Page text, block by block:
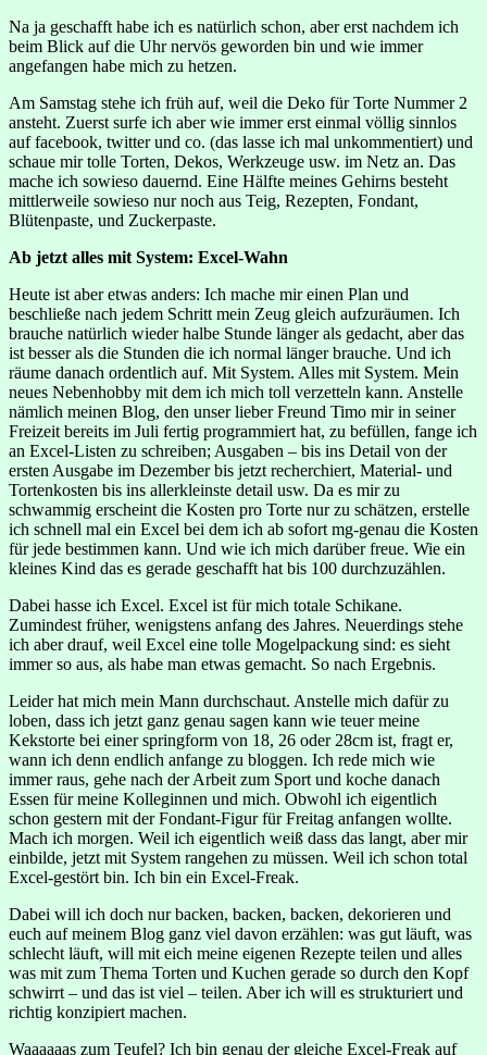
Na ja geschafft habe ich es natürlich schon, aber erst nachdem ich
beim Blick auf die Uhr nervös geworden bin und wie immer
angefangen habe mich zu hetzen.
Am Samstag stehe ich früh auf, weil die Deko für Torte Nummer 2
ansteht. Zuerst surfe ich aber wie immer erst einmal völlig sinnlos
auf facebook, twitter und co. (das lasse ich mal unkommentiert) und
schaue mir tolle Torten, Dekos, Werkzeuge usw. im Netz an. Das
mache ich sowieso dauernd. Eine Hälfte meines Gehirns besteht
mittlerweile sowieso nur noch aus Teig, Rezepten, Fondant,
Blütenpaste, und Zuckerpaste.
Ab jetzt alles mit System: Excel-Wahn
Heute ist aber etwas anders: Ich mache mir einen Plan und
beschließe nach jedem Schritt mein Zeug gleich aufzuräumen. Ich
brauche natürlich wieder halbe Stunde länger als gedacht, aber das
ist besser als die Stunden die ich normal länger brauche. Und ich
räume danach ordentlich auf. Mit System. Alles mit System. Mein
neues Nebenhobby mit dem ich mich toll verzetteln kann. Anstelle
nämlich meinen Blog, den unser lieber Freund Timo mir in seiner
Freizeit bereits im Juli fertig programmiert hat, zu befüllen, fange ich
an Excel-Listen zu schreiben; Ausgaben – bis ins Detail von der
ersten Ausgabe im Dezember bis jetzt recherchiert, Material- und
Tortenkosten bis ins allerkleinste detail usw. Da es mir zu
schwammig erscheint die Kosten pro Torte nur zu schätzen, erstelle
ich schnell mal ein Excel bei dem ich ab sofort mg-genau die Kosten
für jede bestimmen kann. Und wie ich mich darüber freue. Wie ein
kleines Kind das es gerade geschafft hat bis 100 durchzuzählen.
Dabei hasse ich Excel. Excel ist für mich totale Schikane.
Zumindest früher, wenigstens anfang des Jahres. Neuerdings stehe
ich aber drauf, weil Excel eine tolle Mogelpackung sind: es sieht
immer so aus, als habe man etwas gemacht. So nach Ergebnis.
Leider hat mich mein Mann durchschaut. Anstelle mich dafür zu
loben, dass ich jetzt ganz genau sagen kann wie teuer meine
Kekstorte bei einer springform von 18, 26 oder 28cm ist, fragt er,
wann ich denn endlich anfange zu bloggen. Ich rede mich wie
immer raus, gehe nach der Arbeit zum Sport und koche danach
Essen für meine Kolleginnen und mich. Obwohl ich eigentlich
schon gestern mit der Fondant-Figur für Freitag anfangen wollte.
Mach ich morgen. Weil ich eigentlich weiß dass das langt, aber mir
einbilde, jetzt mit System rangehen zu müssen. Weil ich schon total
Excel-gestört bin. Ich bin ein Excel-Freak.
Dabei will ich doch nur backen, backen, backen, dekorieren und
euch auf meinem Blog ganz viel davon erzählen: was gut läuft, was
schlecht läuft, will mit eich meine eigenen Rezepte teilen und alles
was mit zum Thema Torten und Kuchen gerade so durch den Kopf
schwirrt – und das ist viel – teilen. Aber ich will es strukturiert und
richtig konzipiert machen.
Waaaaaas zum Teufel? Ich bin genau der gleiche Excel-Freak auf